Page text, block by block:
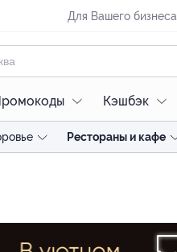
Для Вашего бизнеса
Кэшбэк
Рестораны и кафе